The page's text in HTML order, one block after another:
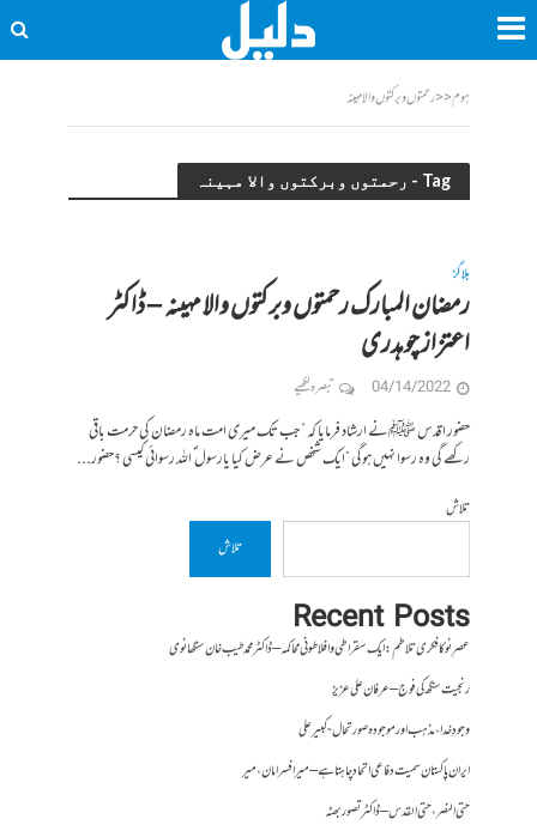
ہوم<<رحمتوں وبرکتوں والا مہینہ
Tag - رحمتوں وبرکتوں والا مہینہ
بلاگز
رمضان المبارک رحمتوں وبرکتوں والا مہینہ – ڈاکٹر
اعتزاز چوہدری
04/14/2022 تبصرہ لکھیے
حضور اقدس ﷺنے ارشاد فرمایا کہ ” جب تک میری امت ماہ رمضان کی حرمت باقی
رکھے گی وہ رسوا نہیں ہوگی “ایک شخص نے عرض کیا یارسول ؐ اللہ رسوائی کیسی ؟حضور...
تلاش
تلاش
Recent Posts
عصرِ نو کا فکری تلاطم: ایک سقراطی و افلاطونی محاکمہ – ڈاکٹر محمد طیب خان سنگھانوی
رنجیت سنگھ کی فوج – عرفان علی عزیز
وجودِ خدا، مذہب اور موجودہ صورتحال- کبیر علی
ایران پاکستان سمیت دفاعی اتحاد چاہتا ہے – میر افسر امان،میر
حتی النصر ، حتی القدس – ڈاکٹر تصور بھٹہ